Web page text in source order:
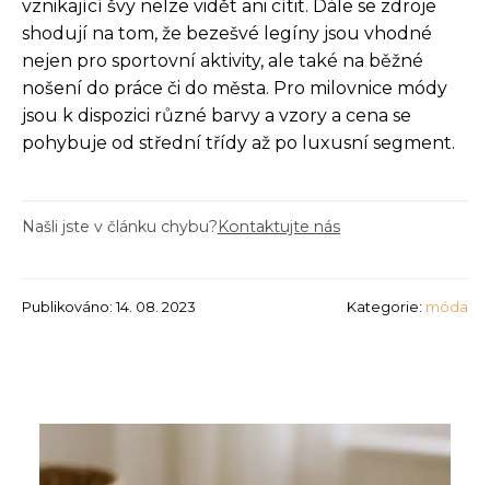
vznikající švy nelze vidět ani cítit. Dále se zdroje
shodují na tom, že bezešvé legíny jsou vhodné
nejen pro sportovní aktivity, ale také na běžné
nošení do práce či do města. Pro milovnice módy
jsou k dispozici různé barvy a vzory a cena se
pohybuje od střední třídy až po luxusní segment.
Našli jste v článku chybu?Kontaktujte nás
Publikováno: 14. 08. 2023 Kategorie: móda